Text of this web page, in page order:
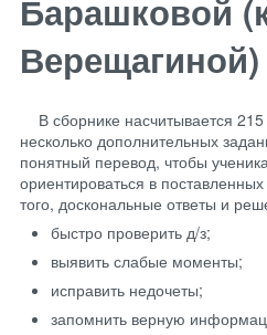
Барашковой
В сборнике насчитывается
несколько дополнительных
понятный перевод, чтобы
ориентироваться в
того, доскональные ответы и
быстро проверить д/з;
выявить слабые моменты;
исправить недочеты;
запомнить верную